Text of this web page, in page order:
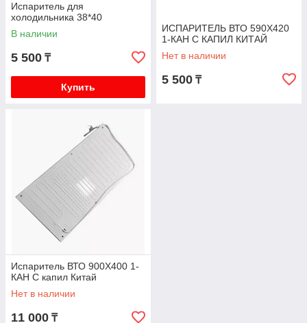
Испаритель для
холодильника 38*40
В наличии
5 500 ₸
Купить
ИСПАРИТЕЛЬ ВТО 590Х420
1-КАН С КАПИЛ КИТАЙ
Нет в наличии
5 500 ₸
Испаритель ВТО 900Х400 1-
КАН С капил Китай
Нет в наличии
11 000 ₸